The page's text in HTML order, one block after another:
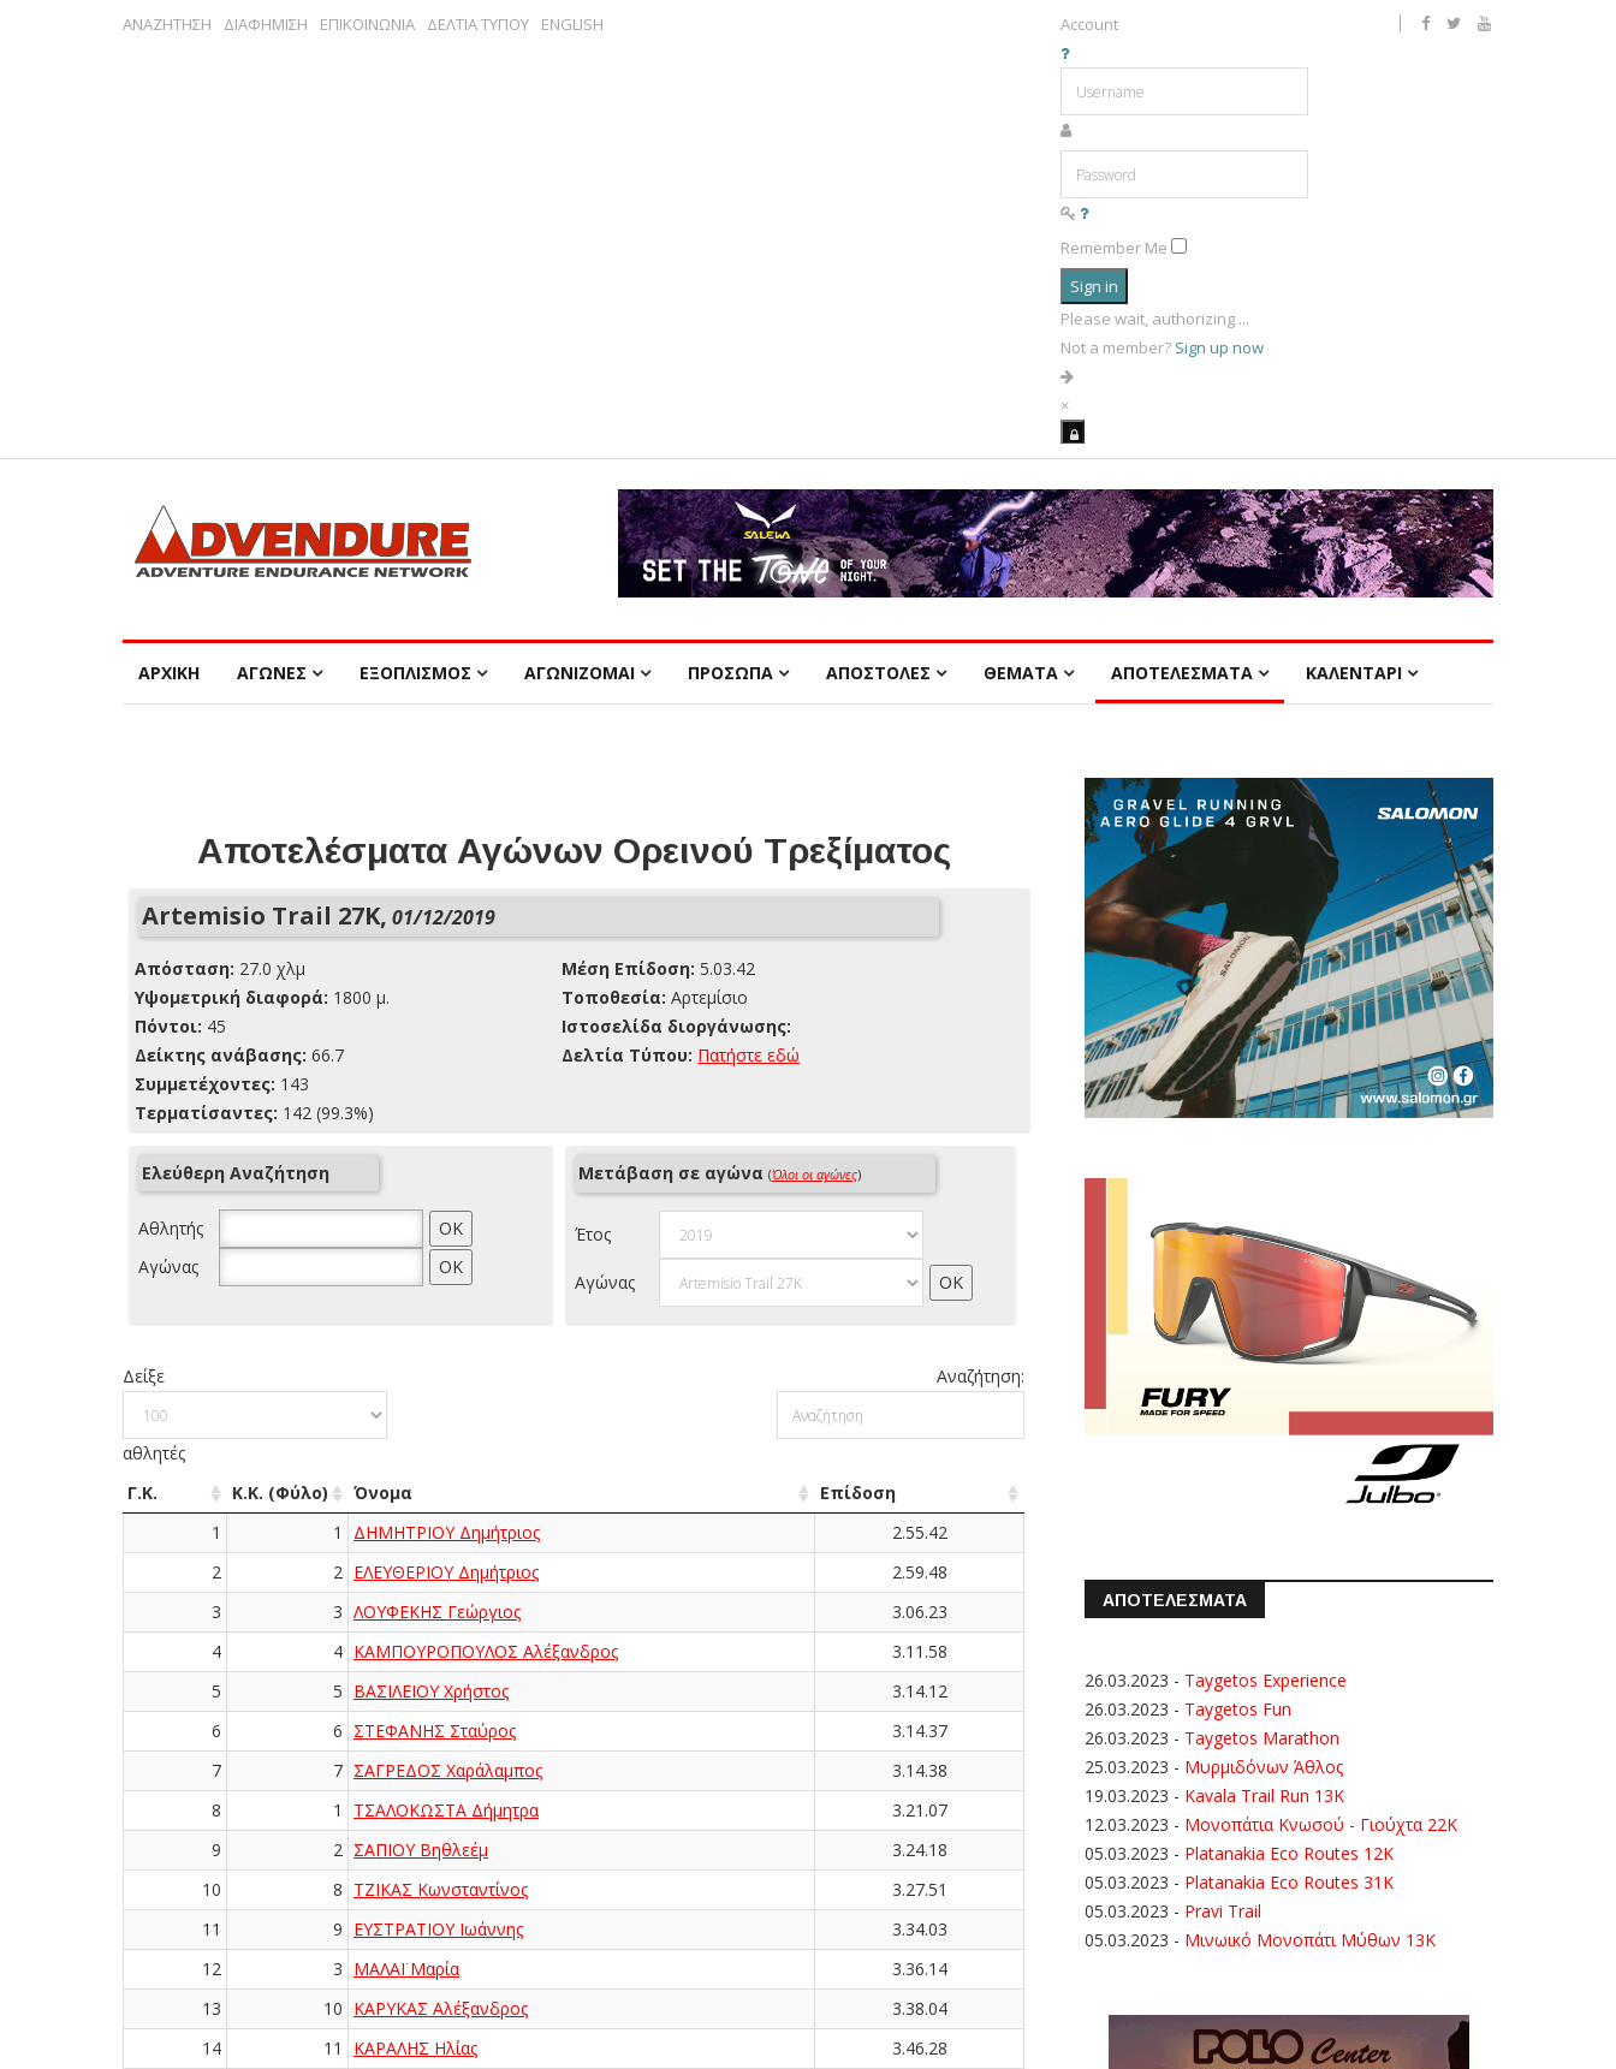
ΑΝΑΖΗΤΗΣΗ ΔΙΑΦΗΜΙΣΗ ΕΠΙΚΟΙΝΩΝΙΑ ΔΕΛΤΙΑ ΤΥΠΟΥ ENGLISH Account
Remember Me
Sign in
Please wait, authorizing ...
Not a member? Sign up now
×
ΑΡΧΙΚΗ ΑΓΩΝΕΣ ΕΞΟΠΛΙΣΜΟΣ ΑΓΩΝΙΖΟΜΑΙ ΠΡΟΣΩΠΑ ΑΠΟΣΤΟΛΕΣ ΘΕΜΑΤΑ ΑΠΟΤΕΛΕΣΜΑΤΑ ΚΑΛΕΝΤΑΡΙ
Αποτελέσματα Αγώνων Ορεινού Τρεξίματος
Artemisio Trail 27K, 01/12/2019
Απόσταση: 27.0 χλμ
Yψομετρική διαφορά: 1800 μ.
Πόντοι: 45
Δείκτης ανάβασης: 66.7
Συμμετέχοντες: 143
Τερματίσαντες: 142 (99.3%)
Μέση Επίδοση: 5.03.42
Τοποθεσία: Αρτεμίσιο
Ιστοσελίδα διοργάνωσης:
Δελτία Τύπου: Πατήστε εδώ
Ελεύθερη Αναζήτηση
Αθλητής
Αγώνας
Μετάβαση σε αγώνα (Όλοι οι αγώνες)
Έτος
Αγώνας
Δείξε
αθλητές
Αναζήτηση:
Γ.Κ. Κ.Κ. (Φύλο) Όνομα
Επίδοση
1
1 ΔΗΜΗΤΡΙΟΥ Δημήτριος
2.55.42
2
2 ΕΛΕΥΘΕΡΙΟΥ Δημήτριος
2.59.48
3
3 ΛΟΥΦΕΚΗΣ Γεώργιος
3.06.23
4
4 ΚΑΜΠΟΥΡΟΠΟΥΛΟΣ Αλέξανδρος
3.11.58
5
5 ΒΑΣΙΛΕΙΟΥ Χρήστος
3.14.12
6
6 ΣΤΕΦΑΝΗΣ Σταύρος
3.14.37
7
7 ΣΑΓΡΕΔΟΣ Χαράλαμπος
3.14.38
8
1 ΤΣΑΛΟΚΩΣΤΑ Δήμητρα
3.21.07
9
2 ΣΑΠΙΟΥ Βηθλεέμ
3.24.18
10
8 ΤΖΙΚΑΣ Κωνσταντίνος
3.27.51
11
9 ΕΥΣΤΡΑΤΙΟΥ Ιωάννης
3.34.03
12
3 ΜΑΛΑΪ Μαρία
3.36.14
13
10 ΚΑΡΥΚΑΣ Αλέξανδρος
3.38.04
14
11 ΚΑΡΑΛΗΣ Ηλίας
3.46.28
ΑΠΟΤΕΛΕΣΜΑΤΑ
26.03.2023 - Taygetos Experience
26.03.2023 - Taygetos Fun
26.03.2023 - Taygetos Marathon
25.03.2023 - Μυρμιδόνων Άθλος
19.03.2023 - Kavala Trail Run 13K
12.03.2023 - Μονοπάτια Κνωσού - Γιούχτα 22Κ
05.03.2023 - Platanakia Eco Routes 12K
05.03.2023 - Platanakia Eco Routes 31K
05.03.2023 - Pravi Trail
05.03.2023 - Μινωικό Μονοπάτι Μύθων 13Κ